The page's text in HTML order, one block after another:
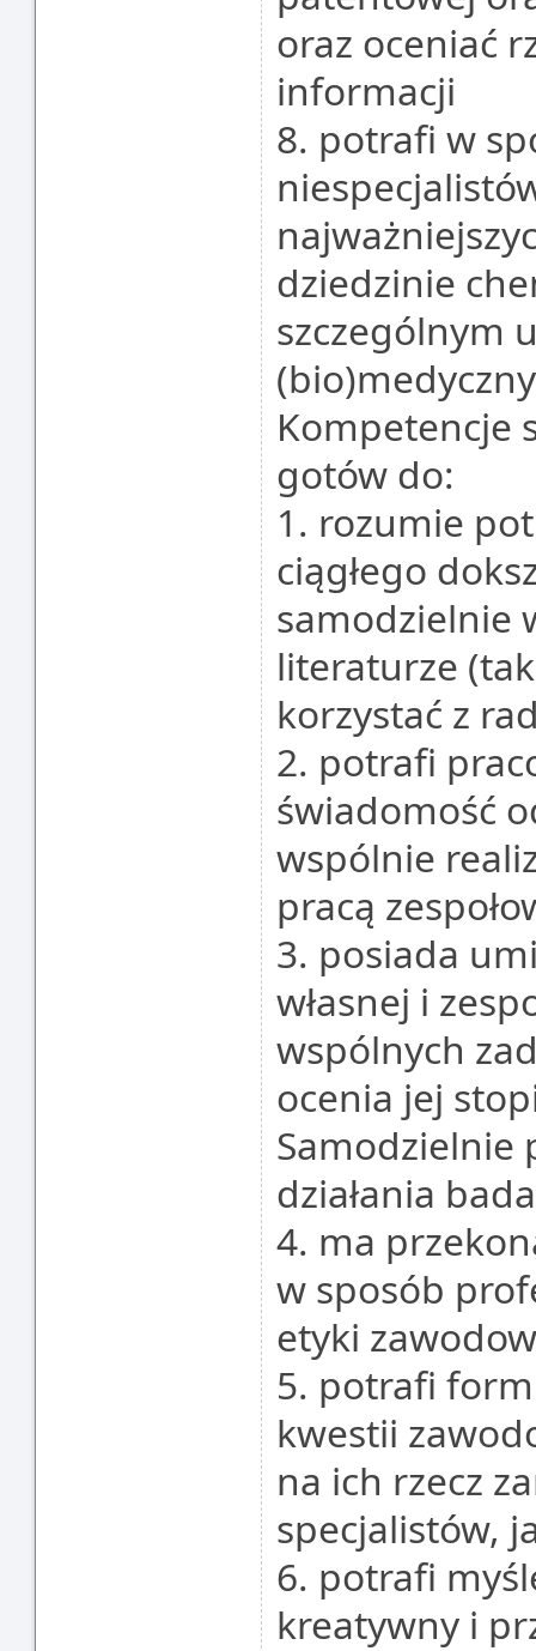
oraz oceniać
informacji
8. potrafi w
dziedzinie
szczególnym
Kompetencje
gotów do:
1. rozumie
ciągłego
samodzielnie
literaturze
korzystać z
2. potrafi
świadomość
wspólnie
pracą
3. posiada
własnej i
wspólnych
ocenia jej
Samodzielnie
działania
4. ma
w sposób
etyki
5. potrafi
kwestii
na ich rzecz
specjalistów,
6. potrafi
kreatywny i